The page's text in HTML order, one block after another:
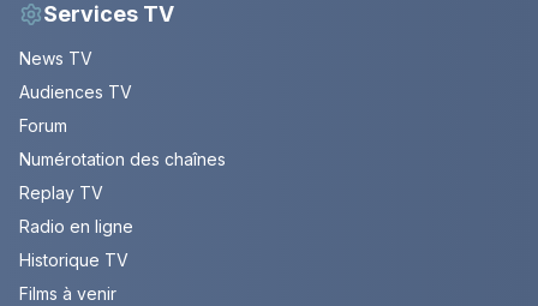
Services TV
News TV
Audiences TV
Forum
Numérotation des chaînes
Replay TV
Radio en ligne
Historique TV
Films à venir